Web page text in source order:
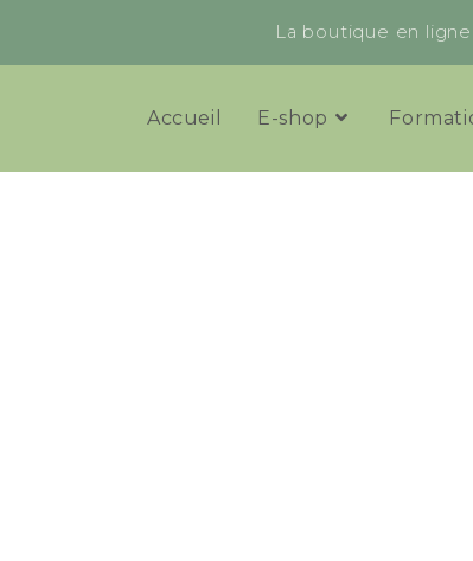
La boutique en
Accueil E-shop